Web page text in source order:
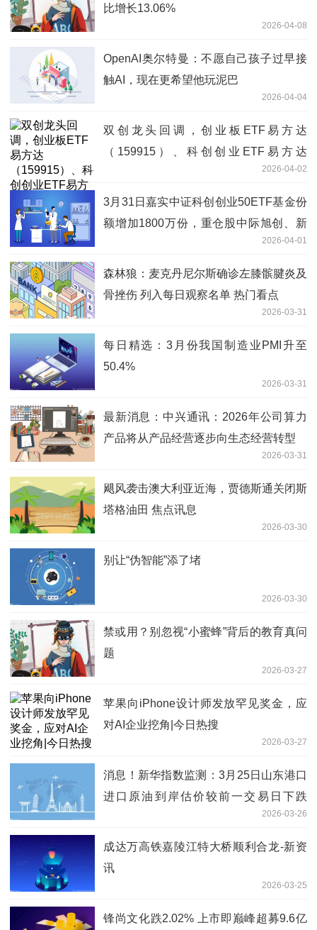
比增长13.06%
2026-04-08
OpenAI奥尔特曼：不愿自己孩子过早接
触AI，现在更希望他玩泥巴
2026-04-04
双创龙头回调，创业板ETF易方达
（159915）、科创创业ETF易方达
2026-04-02
3月31日嘉实中证科创创业50ETF基金份
额增加1800万份，重仓股中际旭创、新
2026-04-01
森林狼：麦克丹尼尔斯确诊左膝髌腱炎及
骨挫伤 列入每日观察名单 热门看点
2026-03-31
每日精选：3月份我国制造业PMI升至
50.4%
2026-03-31
最新消息：中兴通讯：2026年公司算力
产品将从产品经营逐步向生态经营转型
2026-03-31
飓风袭击澳大利亚近海，贾德斯通关闭斯
塔格油田 焦点讯息
2026-03-30
别让“伪智能”添了堵
2026-03-30
禁或用？别忽视“小蜜蜂”背后的教育真问
题
2026-03-27
苹果向iPhone设计师发放罕见奖金，应
对AI企业挖角|今日热搜
2026-03-27
消息！新华指数监测：3月25日山东港口
进口原油到岸估价较前一交易日下跌
2026-03-26
成达万高铁嘉陵江特大桥顺利合龙-新资
讯
2026-03-25
锋尚文化跌2.02% 上市即巅峰超募9.6亿